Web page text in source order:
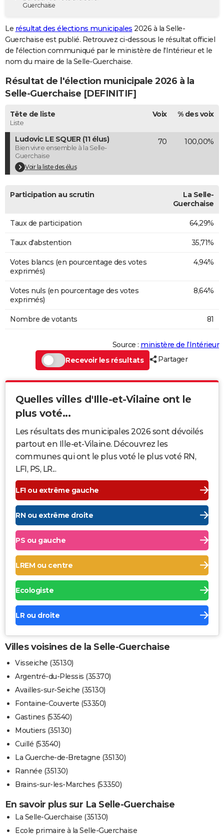
Destinations
City break
Voyage nature
Voyage de noces
Forum
GUIDES D'ACHAT
BONS PLANS
Carte de Noël
Carte Bonne année
Carte Saint-Valentin
Carte Pâques
Carte d'anniversaire
DICTIONNAIRE
Dictionnaire
Biographies
Citations
Expressions
Proverbes
PROGRAMME TV
COPAINS D'AVANT
S'inscrire
Se connecter
Lycées
Collèges
Primaires
Universités
Entreprises
Service militaire
Avis de recherche
AVIS DE DÉCÈS
FORUM
Bricolage
Lifestyle
Culture
Sport
Auto
Television
Voyage
Cinema
Guerchaise
Le résultat des élections municipales 2026 à la Selle-
Guerchaise est publié. Retrouvez ci-dessous le résultat officiel
de l'élection communiqué par le ministère de l'Intérieur et le
nom du maire de la Selle-Guerchaise.
Résultat de l'élection municipale 2026 à la
Selle-Guerchaise [DEFINITIF]
Tête de liste
Liste
Voix % des voix
Ludovic LE SQUER (11 élus)
Bien vivre ensemble à la Selle-
Guerchaise
Voir la liste des élus
70 100,00%
Participation au scrutin
La Selle-
Guerchaise
Taux de participation 64,29%
Taux d'abstention 35,71%
Votes blancs (en pourcentage des votes
exprimés)
4,94%
Votes nuls (en pourcentage des votes
exprimés)
8,64%
Nombre de votants 81
Source : ministère de l’Intérieur
Recevoir les résultats
Partager
Quelles villes d'Ille-et-Vilaine ont le
plus voté...
Les résultats des municipales 2026 sont dévoilés
partout en Ille-et-Vilaine. Découvrez les
communes qui ont le plus voté le plus voté RN,
LFI, PS, LR...
LFI ou extrême gauche
RN ou extrême droite
PS ou gauche
LREM ou centre
Ecologiste
LR ou droite
Villes voisines de la Selle-Guerchaise
Visseiche (35130)
Argentré-du-Plessis (35370)
Availles-sur-Seiche (35130)
Fontaine-Couverte (53350)
Gastines (53540)
Moutiers (35130)
Cuillé (53540)
La Guerche-de-Bretagne (35130)
Rannée (35130)
Brains-sur-les-Marches (53350)
En savoir plus sur La Selle-Guerchaise
La Selle-Guerchaise (35130)
Ecole primaire à la Selle-Guerchaise